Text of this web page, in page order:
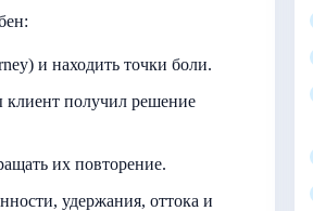
и находить точки боли.
клиент получил решение
их повторение.
удержания, оттока и